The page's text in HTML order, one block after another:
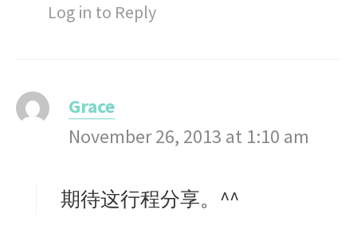
Log in to Reply
Grace
a
s
November 26, 2013 at 1:10 am
期待这行程分享。^^